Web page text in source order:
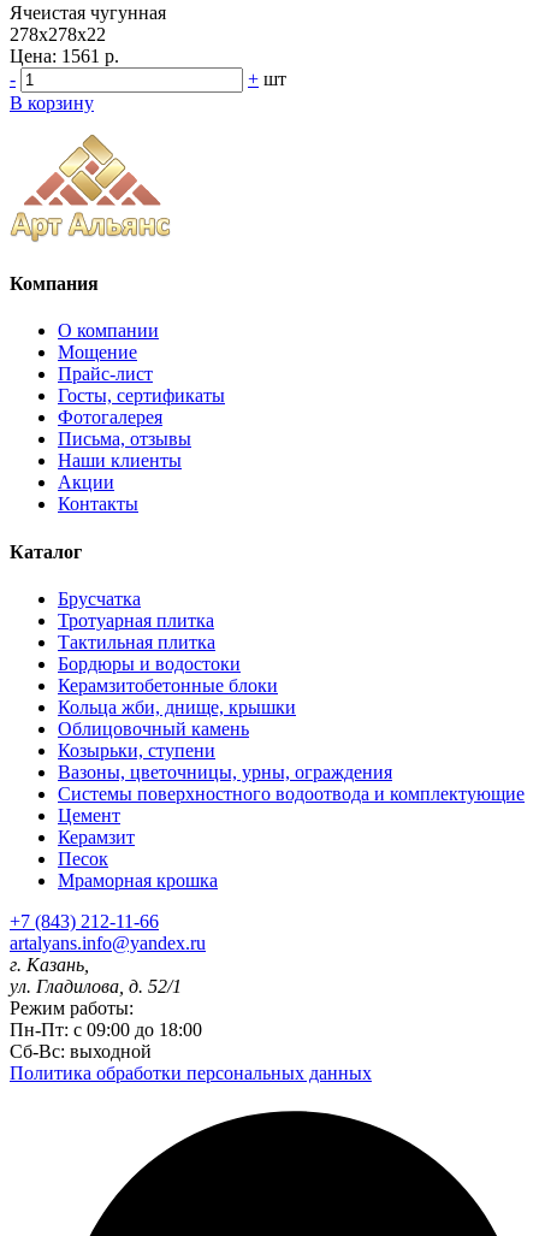
Ячеистая чугунная
278x278x22
Цена: 1561 р.
-
+ шт
В корзину
Компания
О компании
Мощение
Прайс-лист
Госты, сертификаты
Фотогалерея
Письма, отзывы
Наши клиенты
Акции
Контакты
Каталог
Брусчатка
Тротуарная плитка
Тактильная плитка
Бордюры и водостоки
Керамзитобетонные блоки
Кольца жби, днище, крышки
Облицовочный камень
Козырьки, ступени
Вазоны, цветочницы, урны, ограждения
Системы поверхностного водоотвода и комплектующие
Цемент
Керамзит
Песок
Мраморная крошка
+7 (843) 212-11-66
artalyans.info@yandex.ru
г. Казань,
ул. Гладилова, д. 52/1
Режим работы:
Пн-Пт: с 09:00 до 18:00
Сб-Вс: выходной
Политика обработки персональных данных